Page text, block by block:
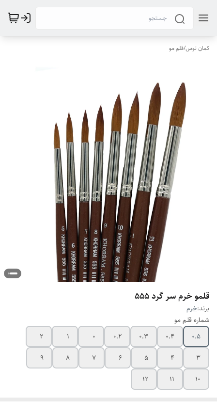
کمان توس/قلم مو
قلمو خرم سر گرد ۵۵۵
برند:خرم
شماره قلم مو
0.5
0.4
0.3
0.2
0
1
2
3
4
5
6
7
8
9
10
11
12